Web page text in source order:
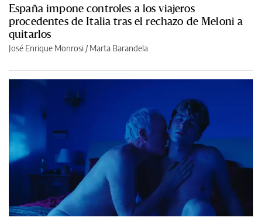
España impone controles a los viajeros
procedentes de Italia tras el rechazo de Meloni a
quitarlos
José Enrique Monrosi / Marta Barandela